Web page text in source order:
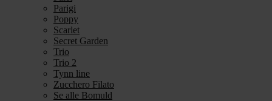
Parigi
Poppy
Scarlet
Secret Garden
Trio
Trio 2
Tynn line
Zucchero Filato
Se alle Bomuld